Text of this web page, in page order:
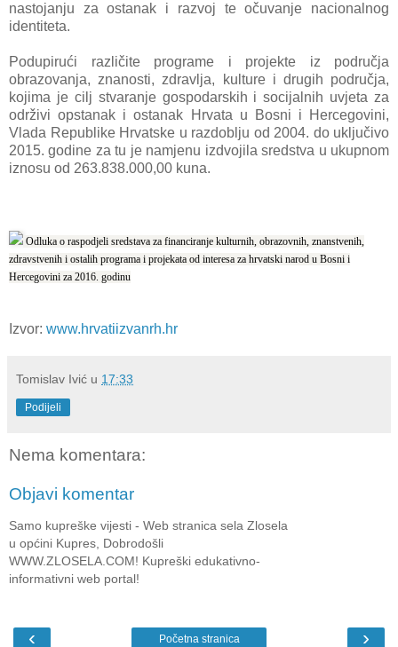
nastojanju za ostanak i razvoj te očuvanje nacionalnog
identiteta.
Podupirući različite programe i projekte iz područja
obrazovanja, znanosti, zdravlja, kulture i drugih područja,
kojima je cilj stvaranje gospodarskih i socijalnih uvjeta za
održivi opstanak i ostanak Hrvata u Bosni i Hercegovini,
Vlada Republike Hrvatske u razdoblju od 2004. do uključivo
2015. godine za tu je namjenu izdvojila sredstva u ukupnom
iznosu od 263.838.000,00 kuna.
Odluka o raspodjeli sredstava za financiranje kulturnih, obrazovnih, znanstvenih,
zdravstvenih i ostalih programa i projekata od interesa za hrvatski narod u Bosni i
Hercegovini za 2016. godinu
Izvor: www.hrvatiizvanrh.hr
Tomislav Ivić u 17:33
Podijeli
Nema komentara:
Objavi komentar
Samo kupreške vijesti - Web stranica sela Zlosela
u općini Kupres, Dobrodošli
WWW.ZLOSELA.COM! Kupreški edukativno-
informativni web portal!
‹ ›
Početna stranica